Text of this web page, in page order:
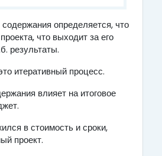
определяется, что
что выходит за его
результаты.
итеративный процесс.
влияет на итоговое
в стоимость и сроки,
проект.